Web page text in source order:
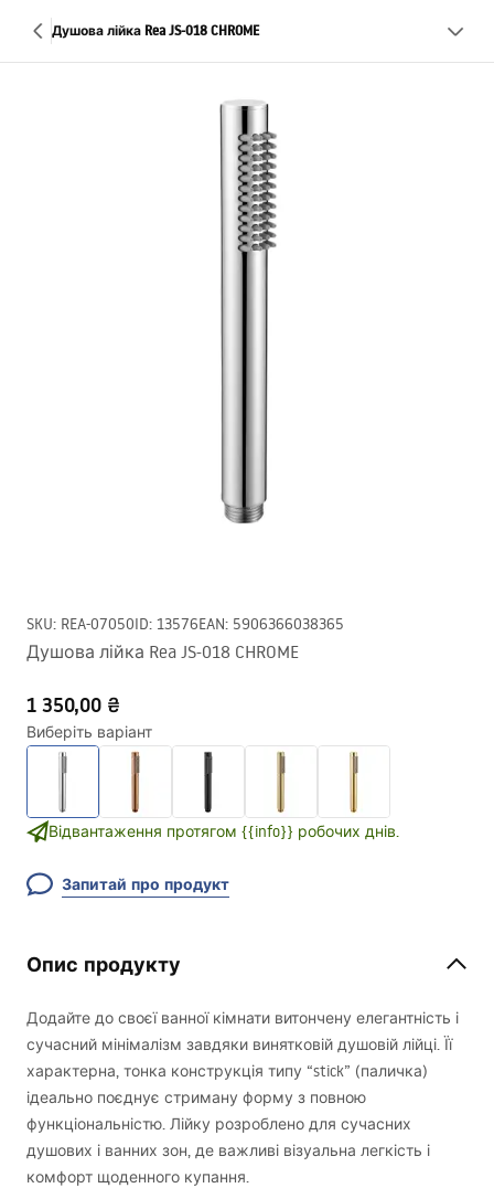
Душова лійка Rea JS-018 CHROME
SKU: REA-07050ID: 13576EAN: 5906366038365
Душова лійка Rea JS-018 CHROME
1 350,00 ₴
Виберіть варіант
Відвантаження протягом {{info}} робочих днів.
Запитай про продукт
Опис продукту
Додайте до своєї ванної кімнати витончену елегантність і
сучасний мінімалізм завдяки винятковій душовій лійці. Її
характерна, тонка конструкція типу “stick” (паличка)
ідеально поєднує стриману форму з повною
функціональністю. Лійку розроблено для сучасних
душових і ванних зон, де важливі візуальна легкість і
комфорт щоденного купання.